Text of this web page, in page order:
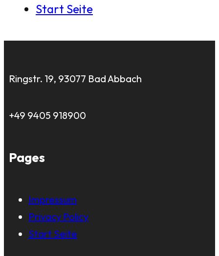
Start Seite
Ringstr. 19, 93077 Bad Abbach
+49 9405 918900
Pages
Impressum
Privacy Policy
Start Seite